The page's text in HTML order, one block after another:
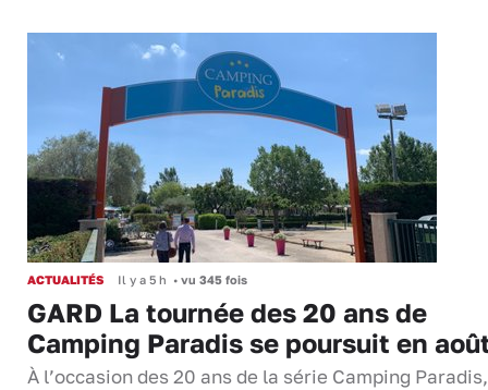
ACTUALITÉS Il y a 5 h • vu 345 fois
GARD La tournée des 20 ans de
Camping Paradis se poursuit en
À l’occasion des 20 ans de la série Camping